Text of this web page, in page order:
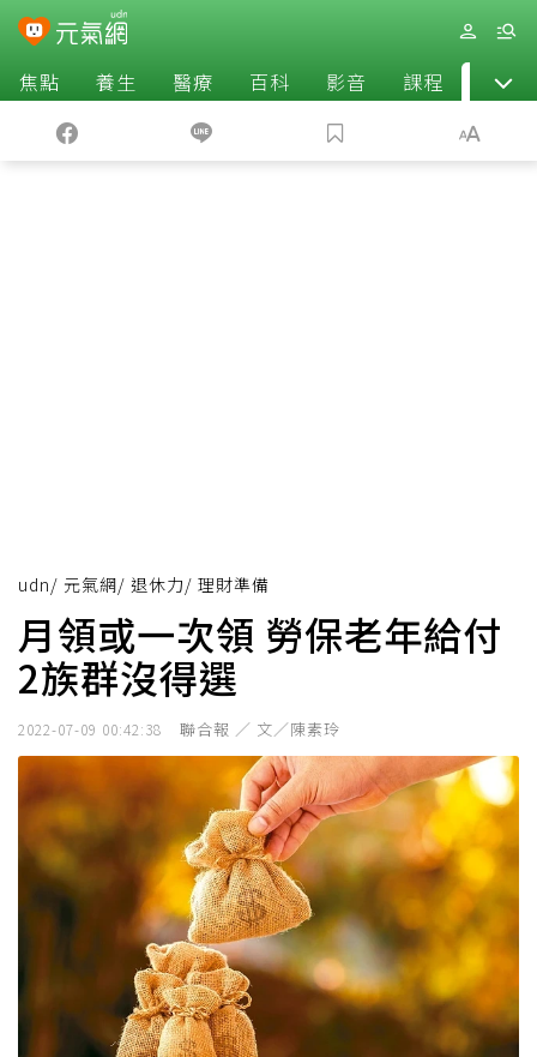
焦點 養生 醫療 百科 影音 課程 退休
udn/ 元氣網/ 退休力/ 理財準備
月領或一次領 勞保老年給付
2族群沒得選
2022-07-09 00:42:38 聯合報 ／ 文／陳素玲